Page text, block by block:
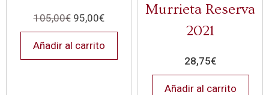
105,00€ 95,00€
Añadir al carrito
Murrieta Reserva
2021
28,75€
Añadir al carrito